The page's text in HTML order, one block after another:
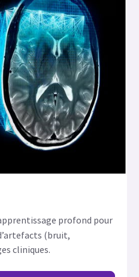
profond pour
(bruit,
cliniques.